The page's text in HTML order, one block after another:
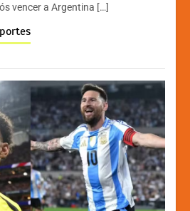
Li
n
vencer a Argentina […]